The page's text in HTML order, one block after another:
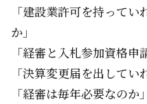
「建設業許可を持って
か」
「経審と入札参加資格申
「決算変更届を出してい
「経審は毎年必要なのか」